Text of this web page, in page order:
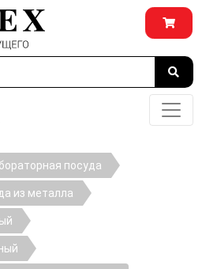
посуда
из металла